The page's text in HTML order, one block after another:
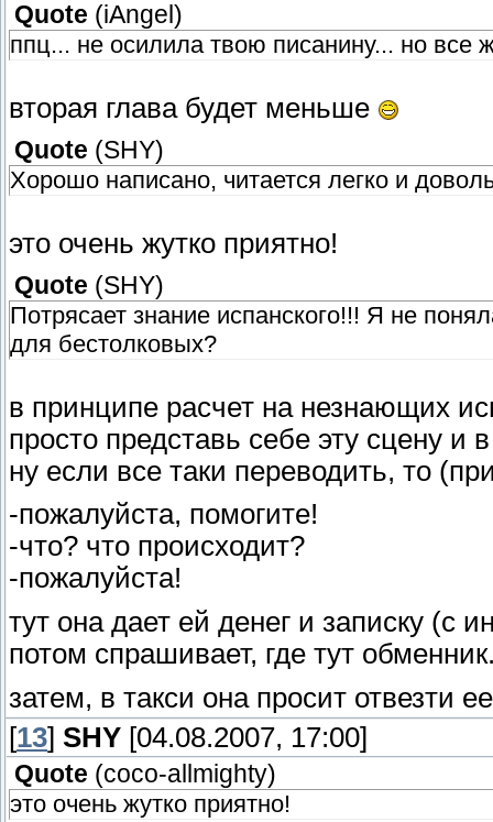
Quote (iAngel )
ппц... не осилила твою писанину... но все
вторая глава будет меньше
Quote (SHY)
Хорошо написано, читается легко и
это очень жутко приятно!
Quote (SHY)
Потрясает знание испанского!!! Я не
для бестолковых?
в принципе расчет на незнающих
просто представь себе эту сцену и
ну если все таки переводить, то
-пожалуйста, помогите!
-что? что происходит?
-пожалуйста!
тут она дает ей денег и записку (с
потом спрашивает, где тут
затем, в такси она просит отвезти
[13] SHY [04.08.2007, 17:00]
Quote (coco-allmighty)
это очень жутко приятно!